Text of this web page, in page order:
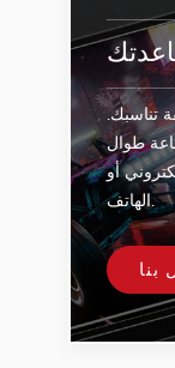
تناسبك.
طوال
أو
الهاتف.
بنا